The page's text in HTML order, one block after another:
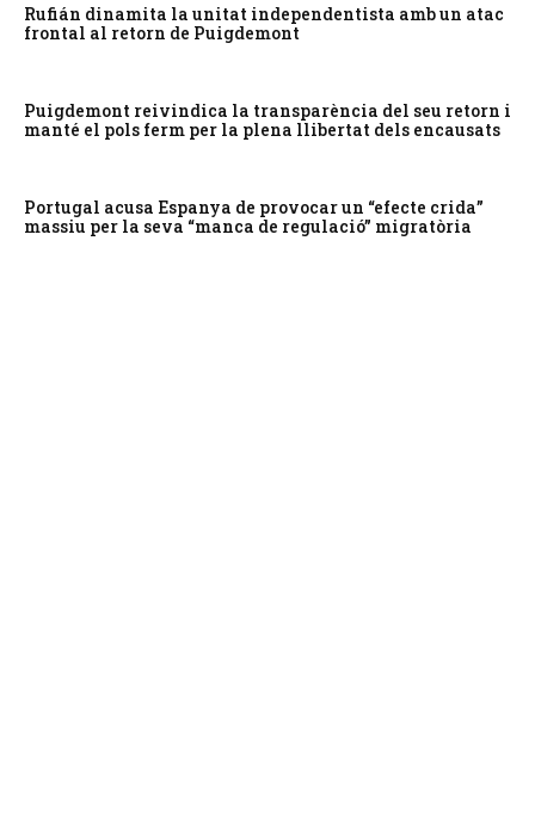
Rufián dinamita la unitat independentista amb un atac
frontal al retorn de Puigdemont
Puigdemont reivindica la transparència del seu retorn i
manté el pols ferm per la plena llibertat dels encausats
Portugal acusa Espanya de provocar un “efecte crida”
massiu per la seva “manca de regulació” migratòria